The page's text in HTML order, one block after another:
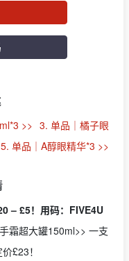
>> 3. 单品｜橘子眼
5. 单品｜A醇眼精华*3 >>
– £5！用码：FIVE4U
霜超大罐150ml>> 一支
£23！